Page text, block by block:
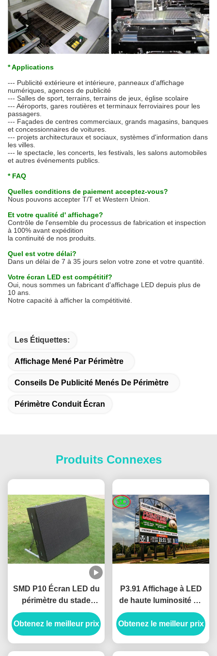
* Applications
--- Publicité extérieure et intérieure, panneaux d'affichage
numériques, agences de publicité
--- Salles de sport, terrains, terrains de jeux, église scolaire
--- Aéroports, gares routières et terminaux ferroviaires pour les
passagers.
--- Façades de centres commerciaux, grands magasins, banques
et concessionnaires de voitures.
--- projets architecturaux et sociaux, systèmes d'information dans
les villes.
--- le spectacle, les concerts, les festivals, les salons automobiles
et autres événements publics.
* FAQ
Quelles conditions de paiement acceptez-vous?
Nous pouvons accepter T/T et Western Union.
Et votre qualité d' affichage?
Contrôle de l'ensemble du processus de fabrication et inspection
à 100% avant expédition
la continuité de nos produits.
Quel est votre délai?
Dans un délai de 7 à 35 jours selon votre zone et votre quantité.
Votre écran LED est compétitif?
Oui, nous sommes un fabricant d'affichage LED depuis plus de
10 ans.
Notre capacité à afficher la compétitivité.
Les Étiquettes:
Affichage Mené Par Périmètre
Conseils De Publicité Menés De Périmètre
Périmètre Conduit Écran
Produits Connexes
SMD P10 Écran LED du
périmètre du stade
sportif Panneaux
publicitaires
commerciaux
Obtenez le meilleur prix
P3.91 Affichage à LED
de haute luminosité de
publicité de stade
Location Économie
d'énergie
Obtenez le meilleur prix